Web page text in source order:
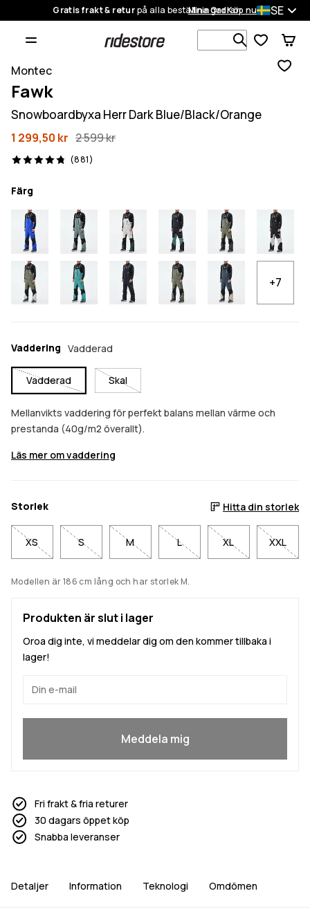
Gratis frakt & returpå alla beställningarKöp nu
Mina Ordrar SE
Sök bland
Montec
Fawk
Snowboardbyxa Herr Dark Blue/Black/Orange
1 299,50 kr 2 599 kr
(881)
881 recensioner, 4.8/5
Färg
+7
Vaddering Vadderad
Vadderad Skal
Mellanvikts vaddering för perfekt balans mellan värme och
prestanda (40g/m2 överallt).
Läs mer om vaddering
Storlek Hitta din storlek
XS S M L XL XXL
Modellen är 186 cm lång och har storlek M.
Produkten är slut i lager
Oroa dig inte, vi meddelar dig om den kommer tillbaka i
lager!
Meddela mig
Fri frakt & fria returer
30 dagars öppet köp
Snabba leveranser
Detaljer Information Teknologi Omdömen